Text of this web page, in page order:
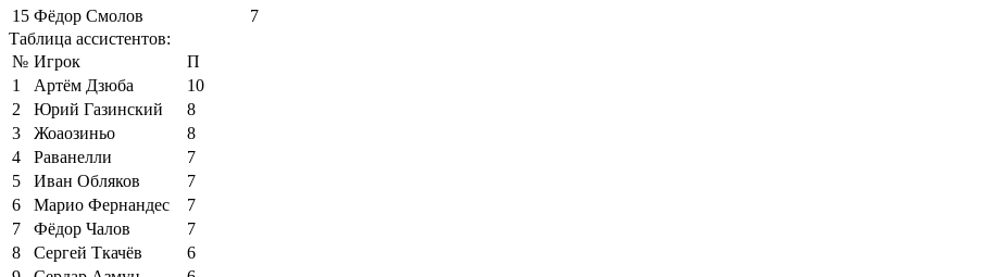
15 Фёдор Смолов
7
Таблица ассистентов:
№ Игрок
П
1
Артём Дзюба
10
2
Юрий Газинский
8
3
Жоаозиньо
8
4
Раванелли
7
5
Иван Обляков
7
6
Марио Фернандес
7
7
Фёдор Чалов
7
8
Сергей Ткачёв
6